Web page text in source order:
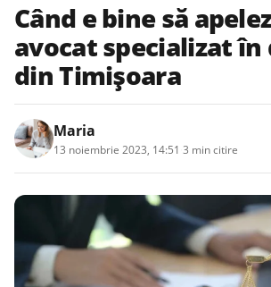
Când e bine să
avocat specializat
din Timișoara
Maria
13 noiembrie 2023, 14:51 3 min citire